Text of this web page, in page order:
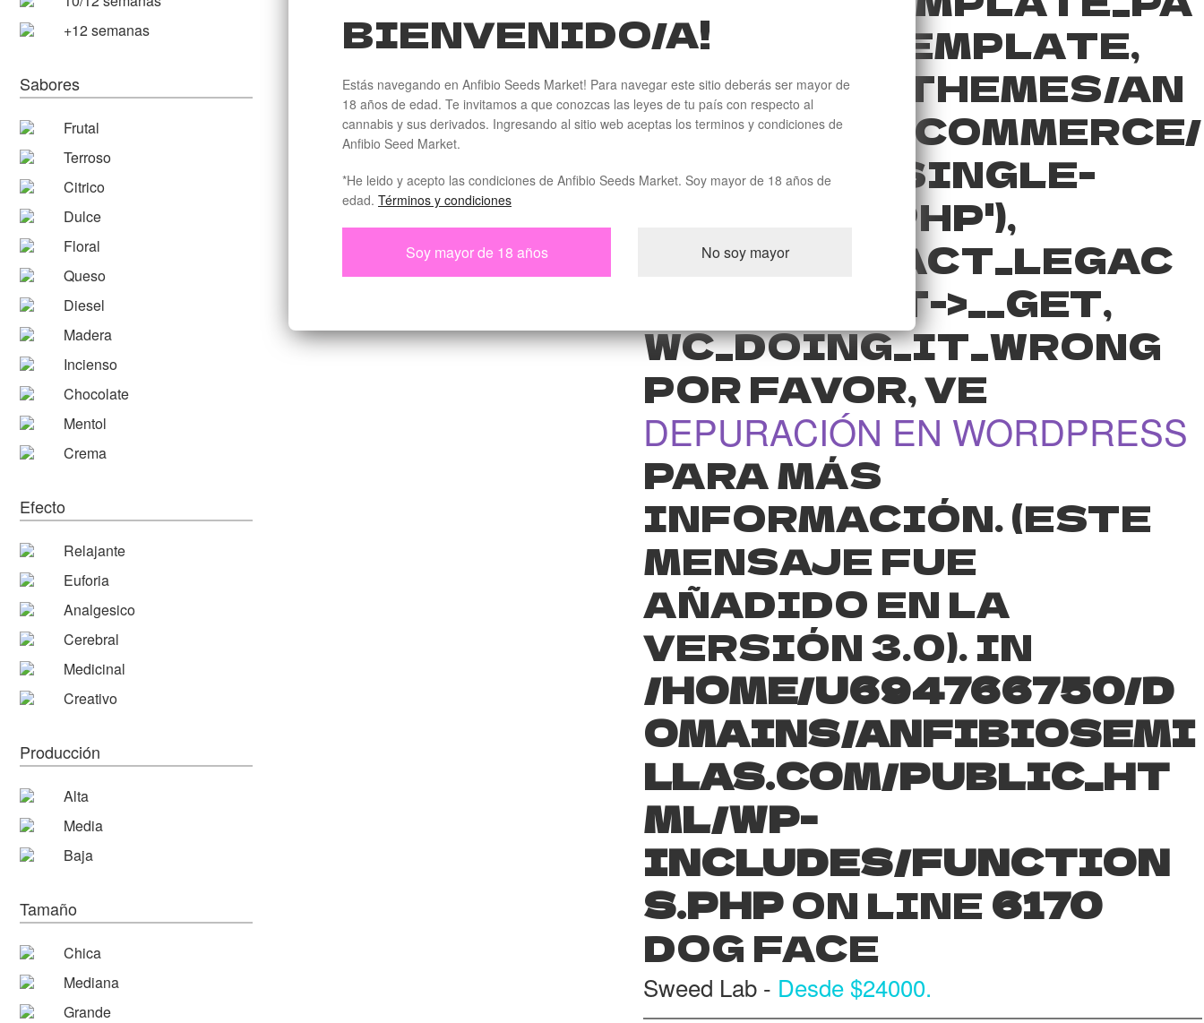
BIENVENIDO/A!
Estás navegando en Anfibio Seeds Market! Para navegar este sitio deberás ser mayor de
18 años de edad. Te invitamos a que conozcas las leyes de tu país con respecto al
cannabis y sus derivados. Ingresando al sitio web aceptas los terminos y condiciones de
Anfibio Seed Market.
*He leido y acepto las condiciones de Anfibio Seeds Market. Soy mayor de 18 años de
edad. Términos y condiciones
Soy mayor de 18 años No soy mayor
+12 semanas
Sabores
Frutal
Terroso
Citrico
Dulce
Floral
Queso
Diesel
Madera
Incienso
Chocolate
Mentol
Crema
Efecto
Relajante
Euforia
Analgesico
Cerebral
Medicinal
Creativo
Producción
Alta
Media
Baja
Tamaño
Chica
Mediana
Grande
RT, LOAD_TEMPLATE,
REQUIRE('/THEMES/AN
FIBIO/WOOCOMMERCE/
CONTENT-SINGLE-
PRODUCT.PHP'),
WC_ABSTRACT_LEGAC
Y_PRODUCT->__GET,
WC_DOING_IT_WRONG
POR FAVOR, VE
DEPURACIÓN EN WORDPRESS
PARA MÁS
INFORMACIÓN. (ESTE
MENSAJE FUE
AÑADIDO EN LA
VERSIÓN 3.0). IN
/HOME/U694766750/D
OMAINS/ANFIBIOSEMI
LLAS.COM/PUBLIC_HT
ML/WP-
INCLUDES/FUNCTION
S.PHPON LINE6170
DOG FACE
Sweed Lab - Desde $24000.